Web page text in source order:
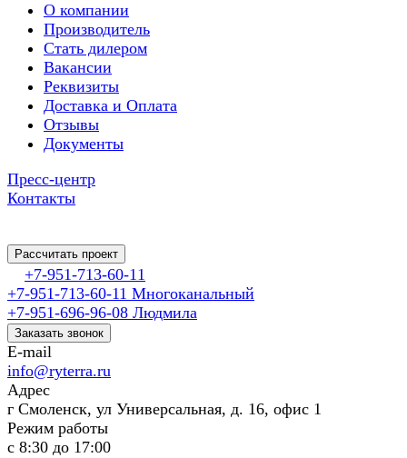
О компании
Производитель
Cтать дилером
Вакансии
Реквизиты
Доставка и Оплата
Отзывы
Документы
Пресс-центр
Контакты
Рассчитать проект
+7-951-713-60-11
+7-951-713-60-11 Многоканальный
+7-951-696-96-08 Людмила
Заказать звонок
E-mail
info@ryterra.ru
Адрес
г Смоленск, ул Универсальная, д. 16, офис 1
Режим работы
с 8:30 до 17:00